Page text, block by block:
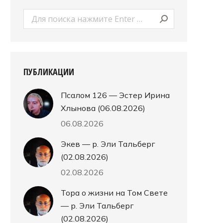
Поиск:
ПУБЛИКАЦИИ
Псалом 126 — Эстер Ирина
Хлынова (06.08.2026)
06.08.2026
Экев — р. Эли Тальберг
(02.08.2026)
02.08.2026
Тора о жизни на Том Свете
— р. Эли Тальберг
(02.08.2026)